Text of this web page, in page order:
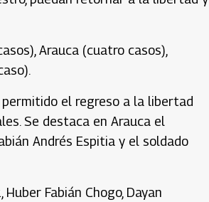
Arauca (cuatro casos),
el regreso a la libertad
Se destaca en Arauca el
Andrés Espitia y el soldado
Fabián Chogo, Dayan